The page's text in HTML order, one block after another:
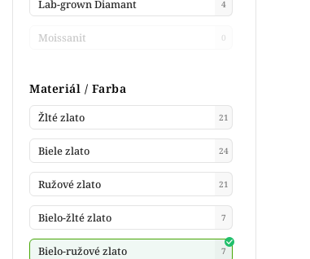
Lab-grown Diamant 4
Moissanit 0
Materiál / Farba
Žlté zlato 21
Biele zlato 24
Ružové zlato 21
Bielo-žlté zlato 7
Bielo-ružové zlato 7